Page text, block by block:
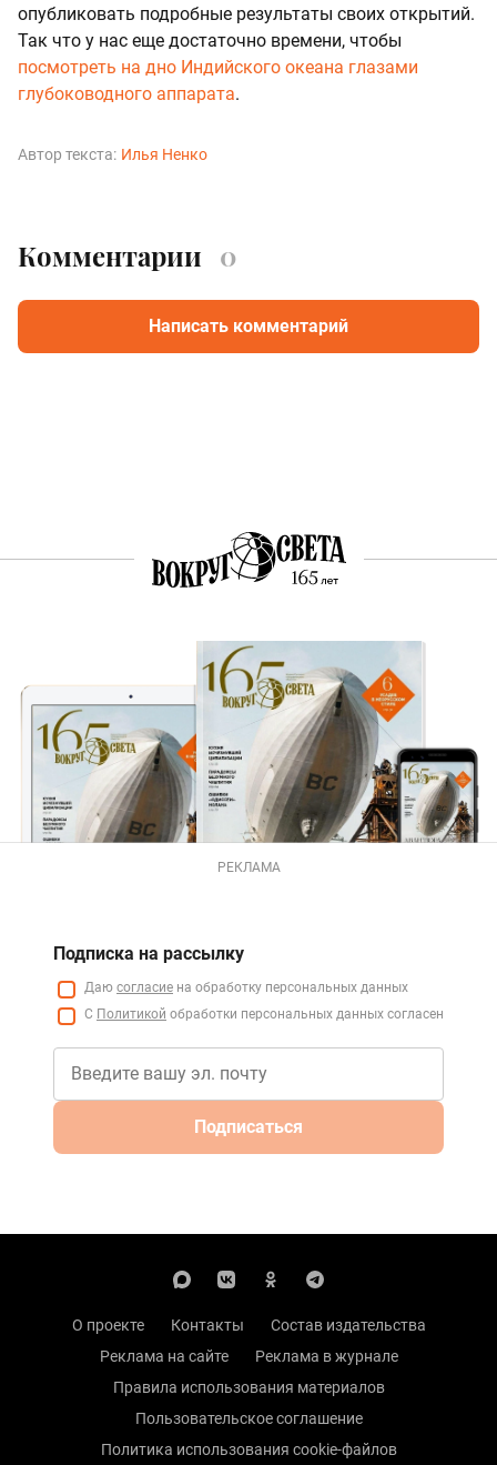
опубликовать подробные результаты своих открытий.
Так что у нас еще достаточно времени, чтобы
посмотреть на дно Индийского океана глазами
глубоководного аппарата.
Автор текста: Илья Ненко
Комментарии 0
Написать комментарий
РЕКЛАМА
Подписка на рассылку
Даю согласие на обработку персональных данных
С Политикой обработки персональных данных согласен
Подписаться
О проекте Контакты
Состав издательства
Реклама на сайте
Реклама в журнале
Правила использования материалов
Пользовательское соглашение
Политика использования cookie-файлов